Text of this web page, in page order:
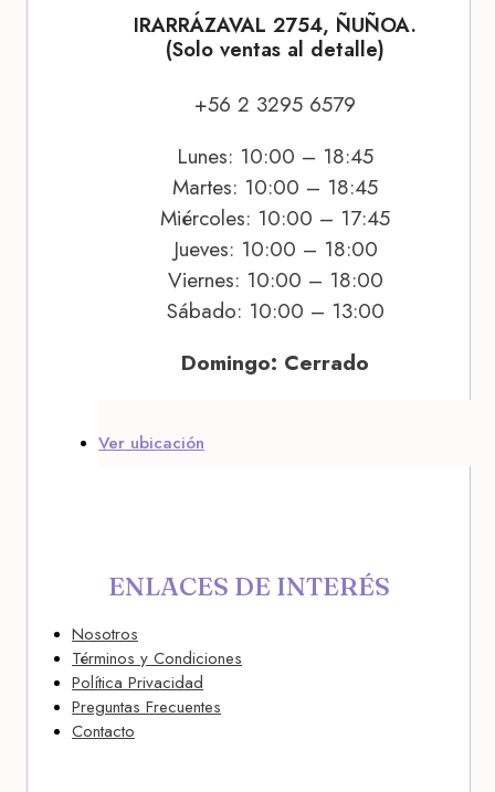
IRARRÁZAVAL 2754, ÑUÑOA.
(Solo ventas al detalle)
+56 2 3295 6579
Lunes: 10:00 – 18:45
Martes: 10:00 – 18:45
Miércoles: 10:00 – 17:45
Jueves: 10:00 – 18:00
Viernes: 10:00 – 18:00
Sábado: 10:00 – 13:00
Domingo: Cerrado
Ver ubicación
ENLACES DE INTERÉS
Nosotros
Términos y Condiciones
Política Privacidad
Preguntas Frecuentes
Contacto